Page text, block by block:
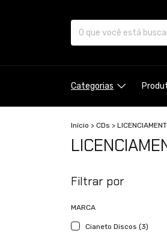
Categorias
Início > CDs >
Filtrar por
MARCA
Cianeto Discos (3)